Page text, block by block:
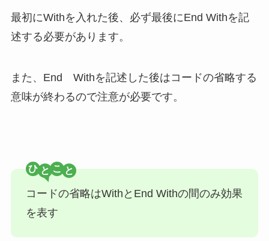
最初にWithを入れた後、必ず最後にEnd Withを記
述する必要があります。
また、End Withを記述した後はコードの省略する
意味が終わるので注意が必要です。
ひ こ
コードの省略はWithとEnd Withの間のみ効果
を表す